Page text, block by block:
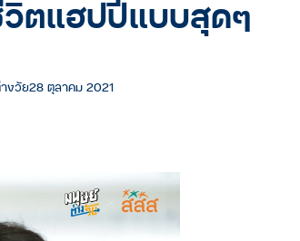
ตแฮปปี้แบบสุดๆ
งวัย28 ตุลาคม 2021